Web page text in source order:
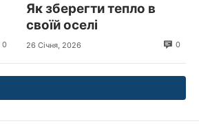
0
Як зберегти тепло в
своїй оселі
26 Січня, 2026 0